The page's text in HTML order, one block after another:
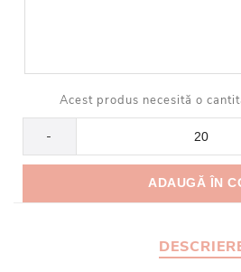
Acest produs necesită o
-